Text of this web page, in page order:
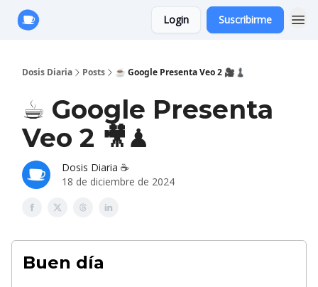
Login Suscribirme
Dosis Diaria Posts ☕ Google Presenta Veo 2 🎥♟️
☕ Google Presenta
Veo 2 🎥♟️
Dosis Diaria ☕️
18 de diciembre de 2024
Buen día